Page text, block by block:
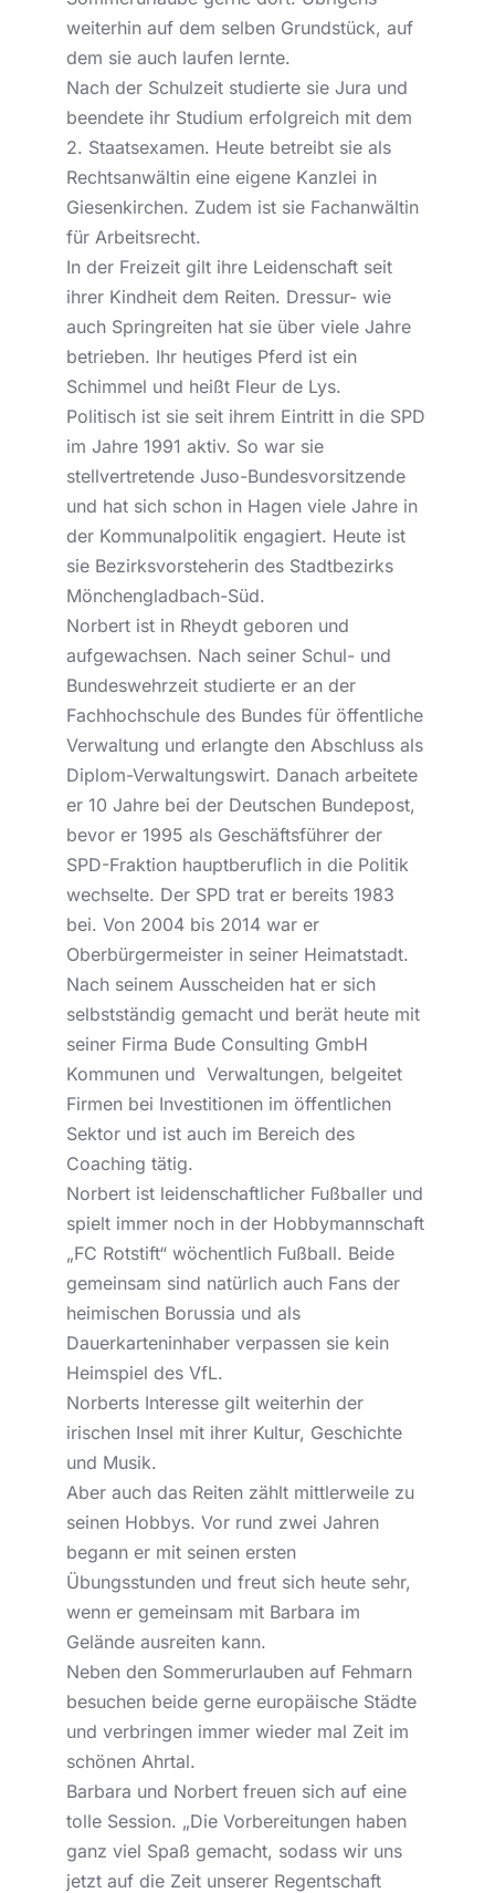
weiterhin auf dem selben Grundstück, auf
dem sie auch laufen lernte.
Nach der Schulzeit studierte sie Jura und
beendete ihr Studium erfolgreich mit dem
2. Staatsexamen. Heute betreibt sie als
Rechtsanwältin eine eigene Kanzlei in
Giesenkirchen. Zudem ist sie Fachanwältin
für Arbeitsrecht.
In der Freizeit gilt ihre Leidenschaft seit
ihrer Kindheit dem Reiten. Dressur- wie
auch Springreiten hat sie über viele Jahre
betrieben. Ihr heutiges Pferd ist ein
Schimmel und heißt Fleur de Lys.
Politisch ist sie seit ihrem Eintritt in die SPD
im Jahre 1991 aktiv. So war sie
stellvertretende Juso-Bundesvorsitzende
und hat sich schon in Hagen viele Jahre in
der Kommunalpolitik engagiert. Heute ist
sie Bezirksvorsteherin des Stadtbezirks
Mönchengladbach-Süd.
Norbert ist in Rheydt geboren und
aufgewachsen. Nach seiner Schul- und
Bundeswehrzeit studierte er an der
Fachhochschule des Bundes für öffentliche
Verwaltung und erlangte den Abschluss als
Diplom-Verwaltungswirt. Danach arbeitete
er 10 Jahre bei der Deutschen Bundepost,
bevor er 1995 als Geschäftsführer der
SPD-Fraktion hauptberuflich in die Politik
wechselte. Der SPD trat er bereits 1983
bei. Von 2004 bis 2014 war er
Oberbürgermeister in seiner Heimatstadt.
Nach seinem Ausscheiden hat er sich
selbstständig gemacht und berät heute mit
seiner Firma Bude Consulting GmbH
Kommunen und Verwaltungen, belgeitet
Firmen bei Investitionen im öffentlichen
Sektor und ist auch im Bereich des
Coaching tätig.
Norbert ist leidenschaftlicher Fußballer und
spielt immer noch in der Hobbymannschaft
„FC Rotstift“ wöchentlich Fußball. Beide
gemeinsam sind natürlich auch Fans der
heimischen Borussia und als
Dauerkarteninhaber verpassen sie kein
Heimspiel des VfL.
Norberts Interesse gilt weiterhin der
irischen Insel mit ihrer Kultur, Geschichte
und Musik.
Aber auch das Reiten zählt mittlerweile zu
seinen Hobbys. Vor rund zwei Jahren
begann er mit seinen ersten
Übungsstunden und freut sich heute sehr,
wenn er gemeinsam mit Barbara im
Gelände ausreiten kann.
Neben den Sommerurlauben auf Fehmarn
besuchen beide gerne europäische Städte
und verbringen immer wieder mal Zeit im
schönen Ahrtal.
Barbara und Norbert freuen sich auf eine
tolle Session. „Die Vorbereitungen haben
ganz viel Spaß gemacht, sodass wir uns
jetzt auf die Zeit unserer Regentschaft